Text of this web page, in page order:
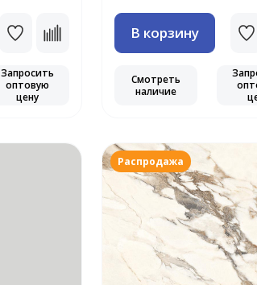
Запросить
оптовую
цену
В корзину
Смотреть
наличие
Распродажа